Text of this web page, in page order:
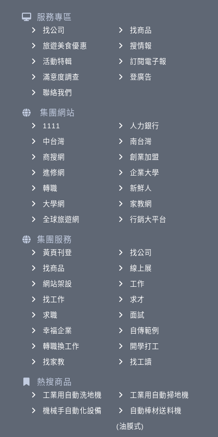
服務專區
找公司
找商品
旅遊美食優惠
搜情報
活動特輯
訂閱電子報
滿意度調查
登廣告
聯絡我們
集團網站
1111
人力銀行
中台灣
南台灣
商搜網
創業加盟
進修網
企業大學
轉職
新鮮人
大學網
家教網
全球旅遊網
行銷大平台
集團服務
黃頁刊登
找公司
找商品
線上展
網站架設
工作
找工作
求才
求職
面試
幸福企業
自傳範例
轉職換工作
開學打工
找家教
找工讀
熱搜商品
工業用自動洗地機
工業用自動掃地機
機械手自動化設備
自動棒材送料機
(油膜式)